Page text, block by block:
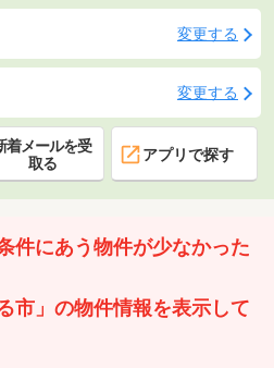
変更する
変更する
着メールを受
取る
アプリで探す
件にあう物件が少なかった
市」の物件情報を表示して